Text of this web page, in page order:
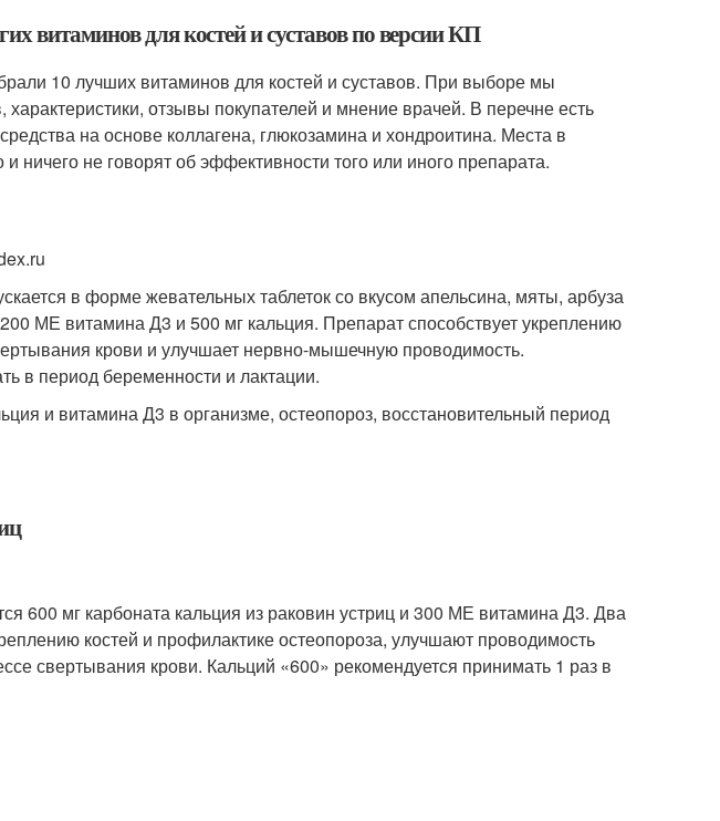
витаминов для костей и суставов по версии КП
10 лучших витаминов для костей и суставов. При выборе мы
отзывы покупателей и мнение врачей. В перечне есть
на основе коллагена, глюкозамина и хондроитина. Места в
ничего не говорят об эффективности того или иного препарата.
в форме жевательных таблеток со вкусом апельсина, мяты, арбуза
МЕ витамина Д3 и 500 мг кальция. Препарат способствует укреплению
крови и улучшает нервно-мышечную проводимость.
в период беременности и лактации.
и витамина Д3 в организме, остеопороз, восстановительный период
600 мг карбоната кальция из раковин устриц и 300 МЕ витамина Д3. Два
костей и профилактике остеопороза, улучшают проводимость
свертывания крови. Кальций «600» рекомендуется принимать 1 раз в